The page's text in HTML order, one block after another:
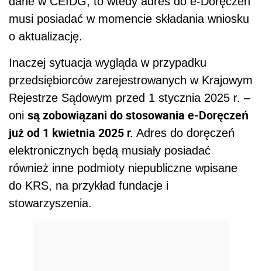
musi posiadać w momencie składania wniosku
o aktualizację.
Inaczej sytuacja wygląda w przypadku
przedsiębiorców zarejestrowanych w Krajowym
Rejestrze Sądowym przed 1 stycznia 2025 r. –
oni są zobowiązani do stosowania e-Doręczeń
już od 1 kwietnia 2025 r. Adres do doręczeń
elektronicznych będą musiały posiadać
również inne podmioty niepubliczne wpisane
do KRS, na przykład fundacje i
stowarzyszenia.